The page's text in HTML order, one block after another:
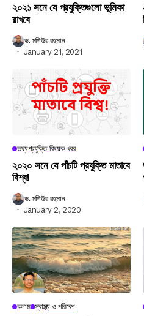
২০২১ সনে যে প্রযুক্তিগুলো ভূমিকা
রাখবে
ড. মশিউর রহমান
January 21, 2021
তথ্যপ্রযুক্তি বিষয়ক খবর
২০২০ সনে যে পাঁচটি প্রযুক্তি মাতাবে
বিশ্ব!
ড. মশিউর রহমান
January 2, 2020
কলাম স্বাস্থ্য ও পরিবেশ